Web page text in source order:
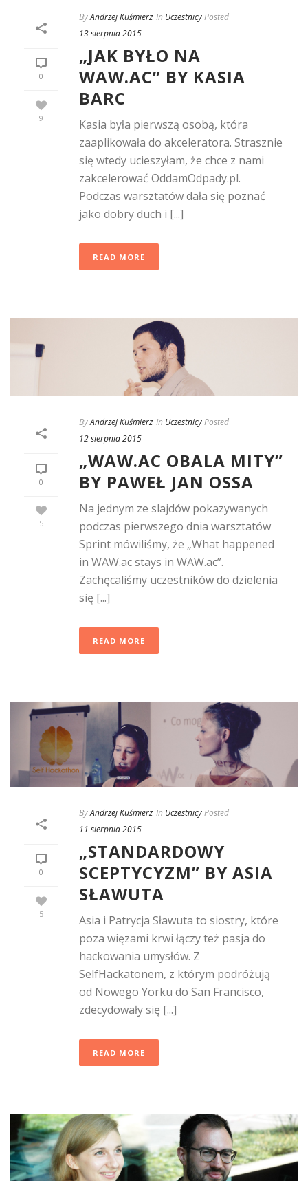
0
9
ByAndrzej Kuśmierz In UczestnicyPosted
13 sierpnia 2015
„JAK BYŁO NA
WAW.AC” BY KASIA
BARC
Kasia była pierwszą osobą, która
zaaplikowała do akceleratora. Strasznie
się wtedy ucieszyłam, że chce z nami
zakcelerować OddamOdpady.pl.
Podczas warsztatów dała się poznać
jako dobry duch i [...]
READ MORE
0
5
ByAndrzej Kuśmierz In UczestnicyPosted
12 sierpnia 2015
„WAW.AC OBALA MITY”
BY PAWEŁ JAN OSSA
Na jednym ze slajdów pokazywanych
podczas pierwszego dnia warsztatów
Sprint mówiliśmy, że „What happened
in WAW.ac stays in WAW.ac”.
Zachęcaliśmy uczestników do dzielenia
się [...]
READ MORE
0
5
ByAndrzej Kuśmierz In UczestnicyPosted
11 sierpnia 2015
„STANDARDOWY
SCEPTYCYZM” BY ASIA
SŁAWUTA
Asia i Patrycja Sławuta to siostry, które
poza więzami krwi łączy też pasja do
hackowania umysłów. Z
SelfHackatonem, z którym podróżują
od Nowego Yorku do San Francisco,
zdecydowały się [...]
READ MORE